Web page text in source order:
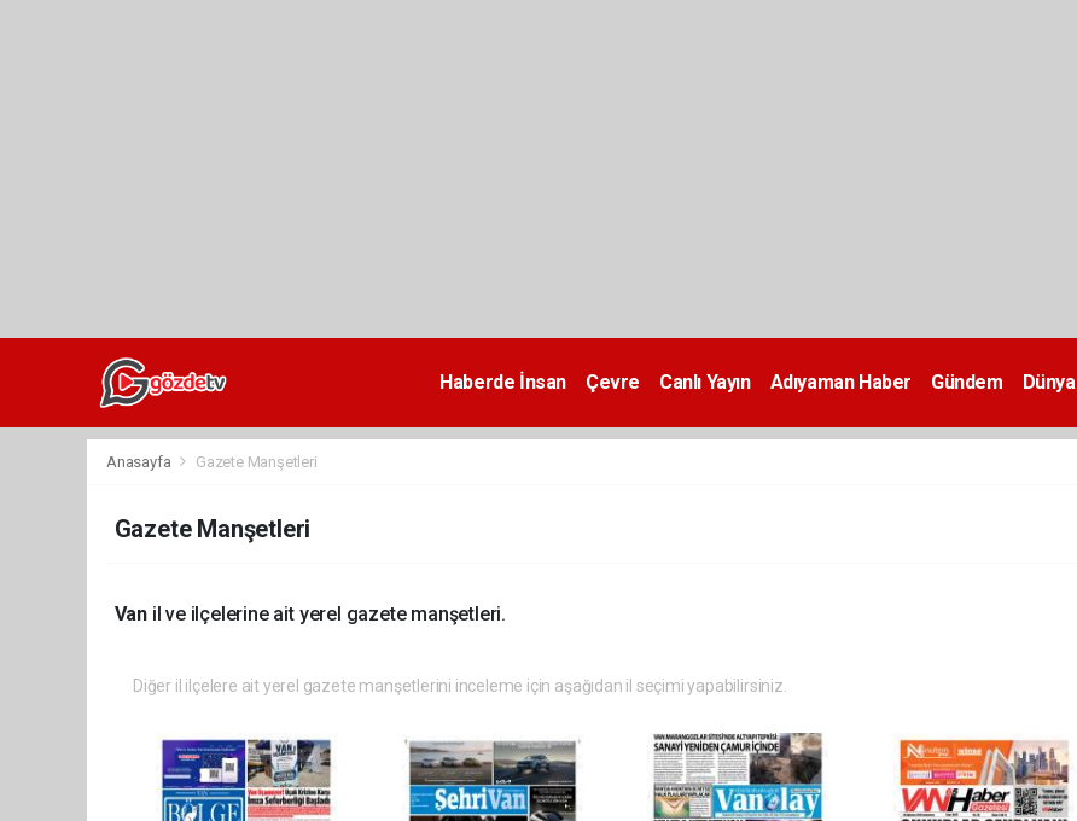
Haberde İnsan Çevre Canlı Yayın Adıyaman Haber Gündem Dünya
Anasayfa Gazete Manşetleri
Gazete Manşetleri
Vanil ve ilçelerine ait yerel gazete manşetleri.
Diğer il ilçelere ait yerel gazete manşetlerini inceleme için aşağıdan il seçimi yapabilirsiniz.